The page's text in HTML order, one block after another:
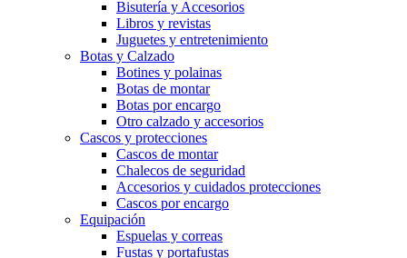
Bisutería y Accesorios
Libros y revistas
Juguetes y entretenimiento
Botas y Calzado
Botines y polainas
Botas de montar
Botas por encargo
Otro calzado y accesorios
Cascos y protecciones
Cascos de montar
Chalecos de seguridad
Accesorios y cuidados protecciones
Cascos por encargo
Equipación
Espuelas y correas
Fustas y portafustas